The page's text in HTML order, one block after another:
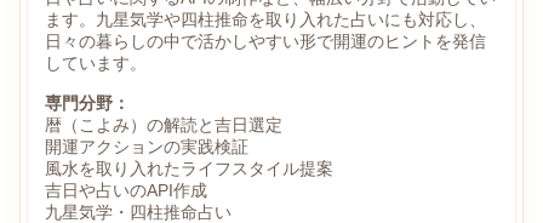
ます。九星気学や四柱推命を取り入れた占いにも対応し、
日々の暮らしの中で活かしやすい形で開運のヒントを発信
しています。
専門分野：
暦（こよみ）の解読と吉日選定
開運アクションの実践検証
風水を取り入れたライフスタイル提案
吉日や占いのAPI作成
九星気学・四柱推命占い